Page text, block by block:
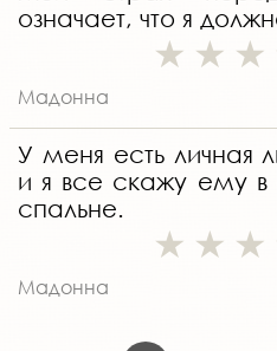
означает, что я
Мадонна
У меня есть личная
и я все скажу ему в
спальне.
Мадонна